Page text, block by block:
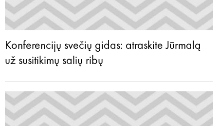
Konferencijų svečių gidas: atraskite Jūrmalą
už susitikimų salių ribų